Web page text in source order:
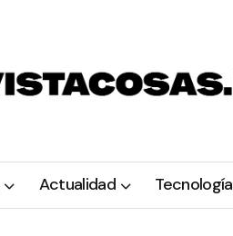
Actualidad Tecnología